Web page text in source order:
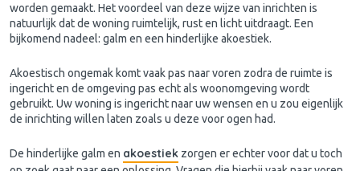
worden gemaakt. Het voordeel van deze wijze van inrichten is
natuurlijk dat de woning ruimtelijk, rust en licht uitdraagt. Een
bijkomend nadeel: galm en een hinderlijke akoestiek.
Akoestisch ongemak komt vaak pas naar voren zodra de ruimte is
ingericht en de omgeving pas echt als woonomgeving wordt
gebruikt. Uw woning is ingericht naar uw wensen en u zou eigenlijk
de inrichting willen laten zoals u deze voor ogen had.
De hinderlijke galm en akoestiek zorgen er echter voor dat u toch